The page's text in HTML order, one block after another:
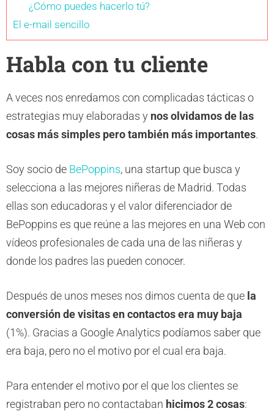
¿Cómo puedes hacerlo tú?
El e-mail sencillo
Habla con tu cliente
A veces nos enredamos con complicadas tácticas o
estrategias muy elaboradas y nos olvidamos de las
cosas más simples pero también más importantes.
Soy socio de BePoppins, una startup que busca y
selecciona a las mejores niñeras de Madrid. Todas
ellas son educadoras y el valor diferenciador de
BePoppins es que reúne a las mejores en una Web con
vídeos profesionales de cada una de las niñeras y
donde los padres las pueden conocer.
Después de unos meses nos dimos cuenta de que la
conversión de visitas en contactos era muy baja
(1%). Gracias a Google Analytics podíamos saber que
era baja, pero no el motivo por el cual era baja.
Para entender el motivo por el que los clientes se
registraban pero no contactaban hicimos 2 cosas: